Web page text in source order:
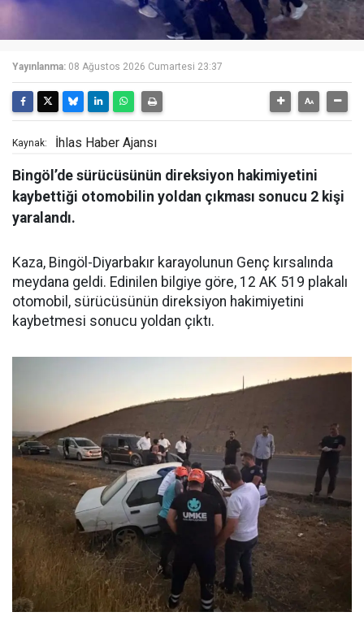
Yayınlanma: 08 Ağustos 2026 Cumartesi 23:37
Kaynak: İhlas Haber Ajansı
Bingöl’de sürücüsünün direksiyon hakimiyetini
kaybettiği otomobilin yoldan çıkması sonucu 2 kişi
yaralandı.
Kaza, Bingöl-Diyarbakır karayolunun Genç kırsalında
meydana geldi. Edinilen bilgiye göre, 12 AK 519 plakalı
otomobil, sürücüsünün direksiyon hakimiyetini
kaybetmesi sonucu yoldan çıktı.